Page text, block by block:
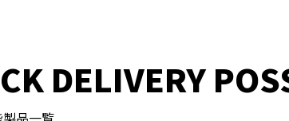
DELIVERY